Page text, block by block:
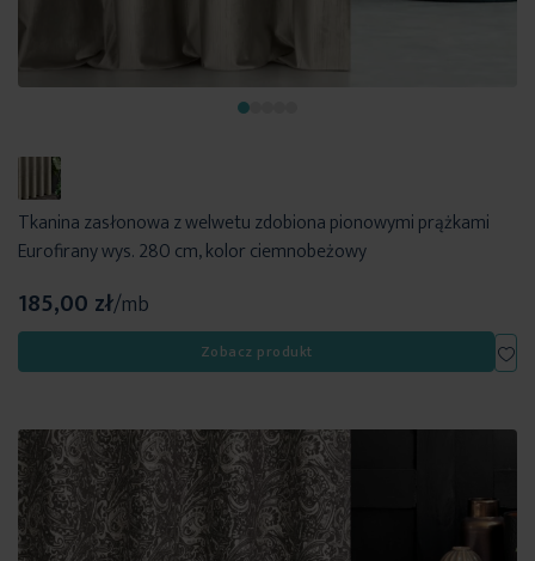
Tkanina zasłonowa z welwetu zdobiona pionowymi prążkami
Eurofirany wys. 280 cm, kolor ciemnobeżowy
185,00 zł/mb
Zobacz produkt